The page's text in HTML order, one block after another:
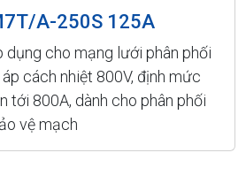
A-250S 125A
cho mạng lưới phân phối
cách nhiệt 800V, định mức
tới 800A, dành cho phân phối
vệ mạch